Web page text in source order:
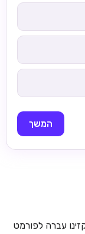
המשך
עברה לפורמט